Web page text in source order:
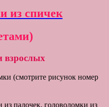
из спичек
взрослых
(смотрите рисунок номер